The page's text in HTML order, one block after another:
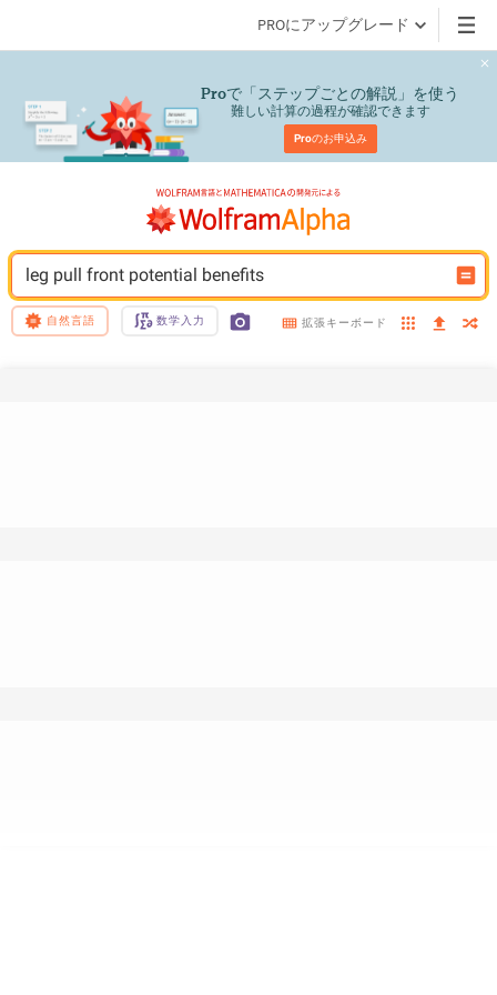
PROにアップグレード
Proで「ステップごとの解説」を使う
難しい計算の過程が確認できます
Proのお申込み
leg pull front potential benefits
自然言語 数学入力 拡張キーボード